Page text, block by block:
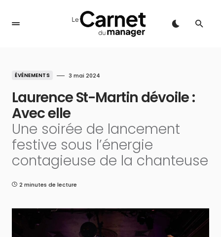
ÉVÉNEMENTS 3 mai 2024
Laurence St-Martin dévoile :
Avec elle
Une soirée de lancement
festive sous l’énergie
contagieuse de la chanteuse
2 minutes de lecture